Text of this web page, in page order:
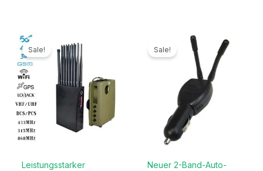
Sale!
Leistungsstarker
Preis
war:
1.599,00€
Sale!
Neuer 2-Band-Auto-
Ursprünglicher
Preis
war:
119,00€
Preis
69,99€.